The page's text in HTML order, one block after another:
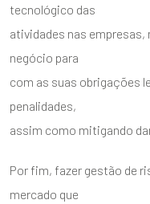
tecnológico das
atividades nas empresas,
negócio para
com as suas obrigações
penalidades,
assim como mitigando
Por fim, fazer gestão de
mercado que